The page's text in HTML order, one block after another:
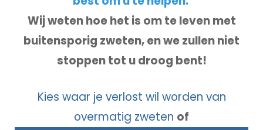
Wij weten hoe het is om te leven met
buitensporig zweten, en we zullen niet
stoppen tot u droog bent!
Kies waar je verlost wil worden van
overmatig zweten of